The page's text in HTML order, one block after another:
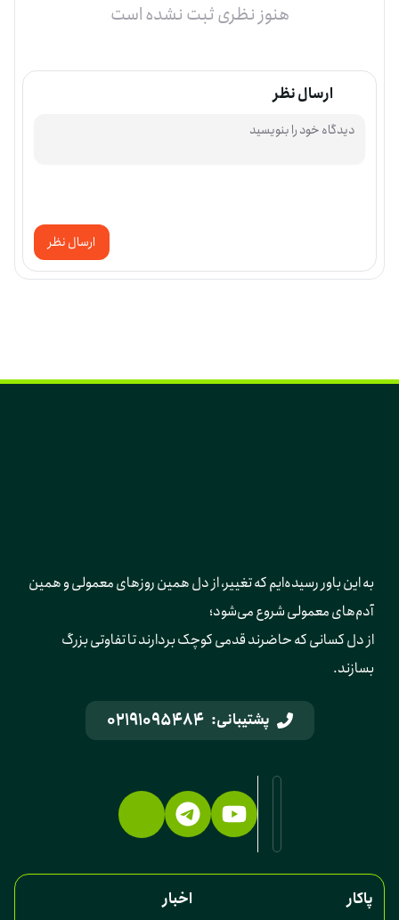
هنوز نظری ثبت نشده است
ارسال نظر
ارسال نظر
به این باور رسیده‌ایم که تغییر، از دل همین روزهای معمولی و همین
آدم‌های معمولی شروع می‌شود؛
از دل کسانی که حاضرند قدمی کوچک بردارند تا تفاوتی بزرگ
بسازند.
پشتیبانی: 02191095484
پاکار اخبار